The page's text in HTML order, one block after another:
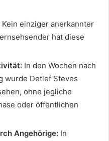
Kein einziger anerkannter
hat diese
In den Wochen nach
wurde Detlef Steves
ohne jegliche
oder öffentlichen
Angehörige: In